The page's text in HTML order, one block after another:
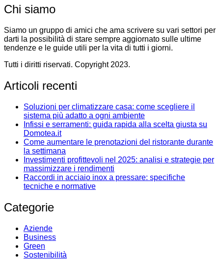
Chi siamo
Siamo un gruppo di amici che ama scrivere su vari settori per
darti la possibilità di stare sempre aggiornato sulle ultime
tendenze e le guide utili per la vita di tutti i giorni.
Tutti i diritti riservati. Copyright 2023.
Articoli recenti
Soluzioni per climatizzare casa: come scegliere il
sistema più adatto a ogni ambiente
Infissi e serramenti: guida rapida alla scelta giusta su
Domotea.it
Come aumentare le prenotazioni del ristorante durante
la settimana
Investimenti profittevoli nel 2025: analisi e strategie per
massimizzare i rendimenti
Raccordi in acciaio inox a pressare: specifiche
tecniche e normative
Categorie
Aziende
Business
Green
Sostenibilità